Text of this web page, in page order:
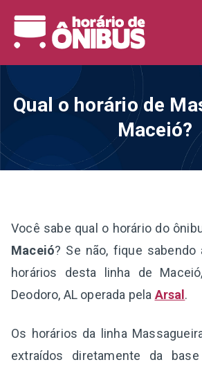
para
Horários
Qual o horário de
Maceió?
Você sabe qual o horário do
Maceió? Se não, fique sabendo
horários desta linha de
Deodoro, AL operada pela Arsal.
Os horários da linha
extraídos diretamente da